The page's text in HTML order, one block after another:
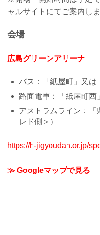
ャルサイトにてご案内しま
会場
広島グリーンアリーナ
バス：「紙屋町」又は
路面電車：「紙屋町西
アストラムライン：「
レド側＞）
https://h-jigyoudan.or.jp/
≫ Googleマップで見る